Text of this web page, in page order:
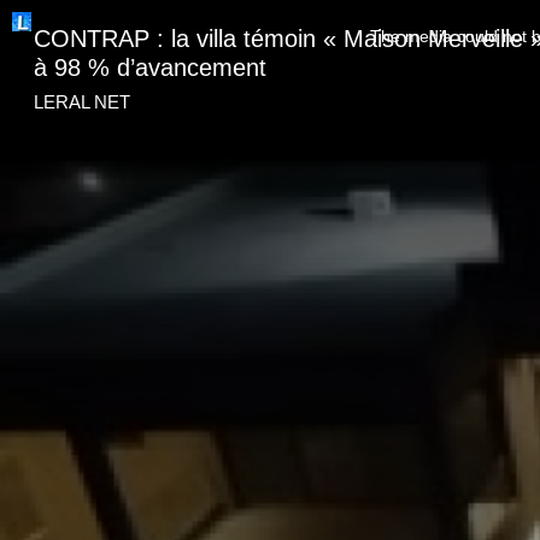
This
window.
The media could not
CONTRAP : la villa témoin « Maison
à 98 % d’avancement
LERAL NET